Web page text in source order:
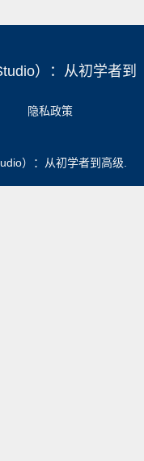
）：从初学者到
隐私政策
）：从初学者到高级.